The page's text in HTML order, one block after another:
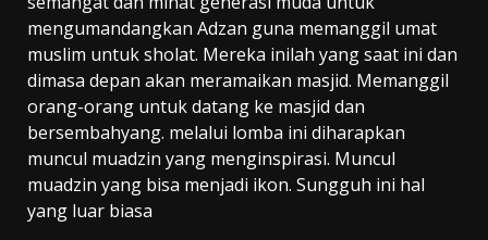
mengumandangkan Adzan guna memanggil umat
muslim untuk sholat. Mereka inilah yang saat ini dan
dimasa depan akan meramaikan masjid. Memanggil
orang-orang untuk datang ke masjid dan
bersembahyang. melalui lomba ini diharapkan
muncul muadzin yang menginspirasi. Muncul
muadzin yang bisa menjadi ikon. Sungguh ini hal
yang luar biasa